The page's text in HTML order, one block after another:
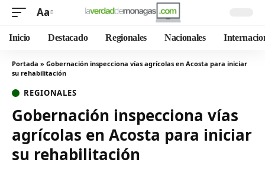
Aa
Inicio Destacado Regionales Nacionales
Portada » Gobernación inspecciona vías agrícolas en Acosta para iniciar
su rehabilitación
REGIONALES
Gobernación inspecciona vías
agrícolas en Acosta para iniciar
su rehabilitación